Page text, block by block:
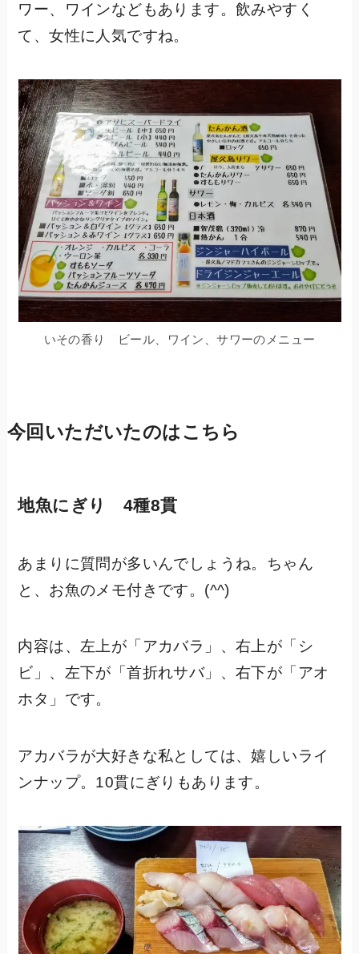
ワー、ワインなどもあります。飲みやすく
て、女性に人気ですね。
いその香り ビール、ワイン、サワーのメニュー
今回いただいたのはこちら
地魚にぎり 4種8貫
あまりに質問が多いんでしょうね。ちゃん
と、お魚のメモ付きです。(^^)
内容は、左上が「アカバラ」、右上が「シ
ビ」、左下が「首折れサバ」、右下が「アオ
ホタ」です。
アカバラが大好きな私としては、嬉しいライ
ンナップ。10貫にぎりもあります。